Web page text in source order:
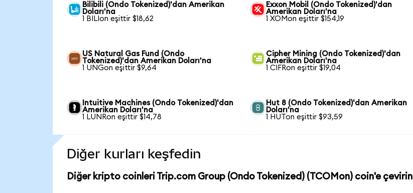
Bilibili (Ondo Tokenized)'dan Amerikan
Doları'na
1 BILIon eşittir $18,62
Exxon Mobil (Ondo Tokenized)'dan
Amerikan Doları'na
1 XOMon eşittir $154,19
US Natural Gas Fund (Ondo
Tokenized)'dan Amerikan Doları'na
1 UNGon eşittir $9,64
Cipher Mining (Ondo Tokenized)'dan
Amerikan Doları'na
1 CIFRon eşittir $19,04
Intuitive Machines (Ondo Tokenized)'dan
Amerikan Doları'na
1 LUNRon eşittir $14,78
Hut 8 (Ondo Tokenized)'dan Amerikan
Doları'na
1 HUTon eşittir $93,59
Diğer kurları keşfedin
Diğer kripto coinleri Trip.com Group (Ondo Tokenized) (TCOMon) coin'e çevirin